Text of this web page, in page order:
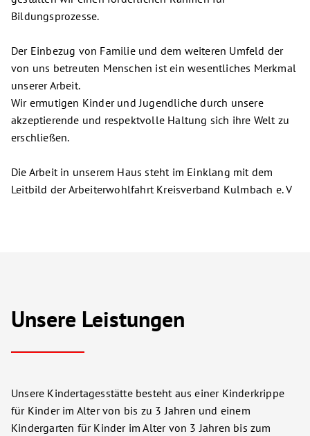
Bildungsprozesse.
Der Einbezug von Familie und dem weiteren Umfeld der
von uns betreuten Menschen ist ein wesentliches Merkmal
unserer Arbeit.
Wir ermutigen Kinder und Jugendliche durch unsere
akzeptierende und respektvolle Haltung sich ihre Welt zu
erschließen.
Die Arbeit in unserem Haus steht im Einklang mit dem
Leitbild der Arbeiterwohlfahrt Kreisverband Kulmbach e. V
Unsere Leistungen
Unsere Kindertagesstätte besteht aus einer Kinderkrippe
für Kinder im Alter von bis zu 3 Jahren und einem
Kindergarten für Kinder im Alter von 3 Jahren bis zum